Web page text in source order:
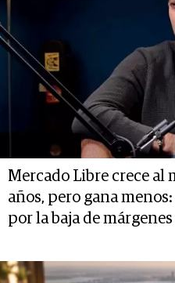
Mercado Libre crece al
años, pero gana
por la baja de márgenes